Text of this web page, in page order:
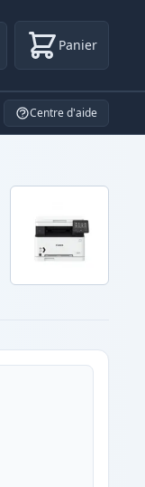
Panier
Centre d'aide